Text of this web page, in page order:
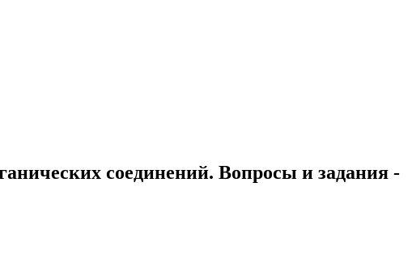
соединений. Вопросы и задания -